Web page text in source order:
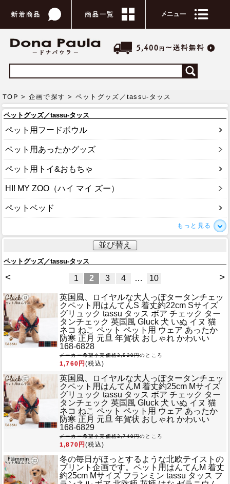
TOP > 企画で探す > ペットグッズ／tassu-タッス
ペットグッズ／tassu-タッス
ペット用フードボウル
ペット用あったかグッズ
ペット用トイ&おもちゃ
HI! MY ZOO（ハイ マイ ズー）
ペットベッド
もっと見る
並び替え
ペットグッズ／tassu-タッス
< >
1 2 3 4 … 10
英国風、ロイヤルな大人っぽタータンチェッ
クペット用はんてんS 着丈約22cm Sサイズ
グリュック tassu タッス ボア チェック ター
タンチェック 英国風 Gluck 犬 いぬ イヌ 猫
ネコ ねこ ペット ペット用 ウェア あったか
防寒 正月 元旦 年賀状 おしゃれ かわいい
168-6828
メーカー希望小売価格3,520円のところ
1,760円(税込)
英国風、ロイヤルな大人っぽタータンチェッ
クペット用はんてんM 着丈約25cm Mサイズ
グリュック tassu タッス ボア チェック ター
タンチェック 英国風 Gluck 犬 いぬ イヌ 猫
ネコ ねこ ペット ペット用 ウェア あったか
防寒 正月 元旦 年賀状 おしゃれ かわいい
168-6829
メーカー希望小売価格3,740円のところ
1,870円(税込)
冬の毎日がほっとするような北欧テイストの
プリント企画です。 ペット用はんてんM 着丈
約25cm Mサイズ フランミン tassu タッス フ